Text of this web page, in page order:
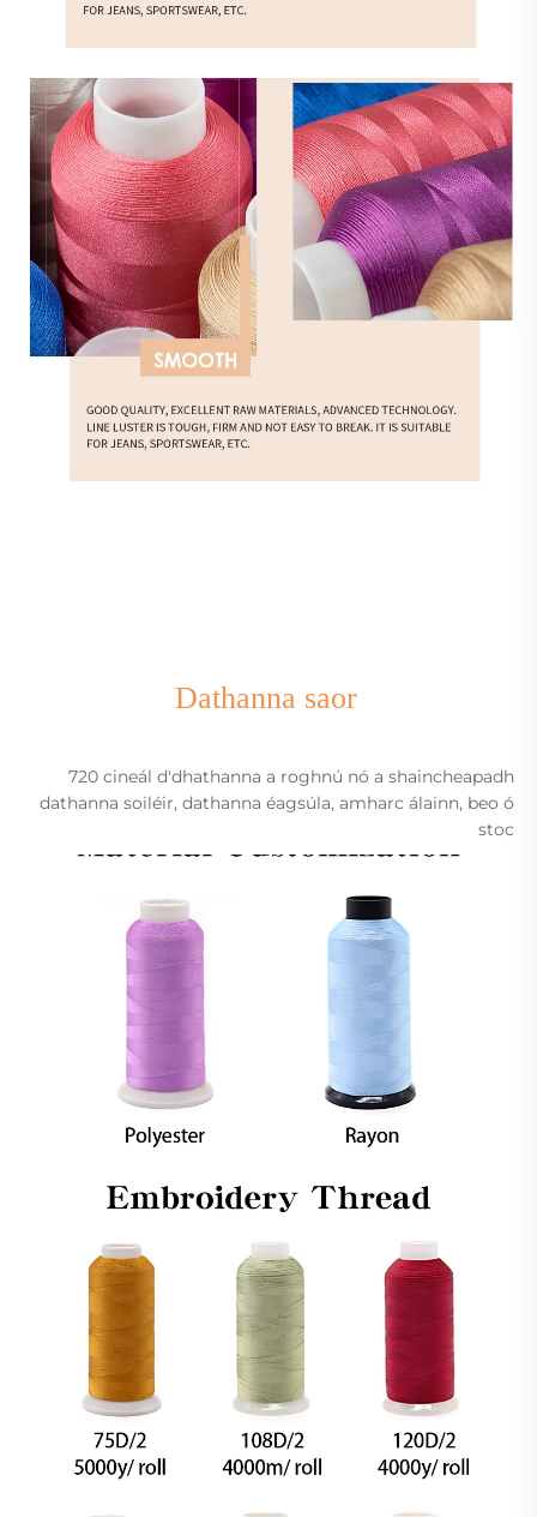
Dathanna saor
720 cineál d'dhathanna a roghnú nó a shaincheapadh
dathanna soiléir, dathanna éagsúla, amharc álainn, beo ó
stoc